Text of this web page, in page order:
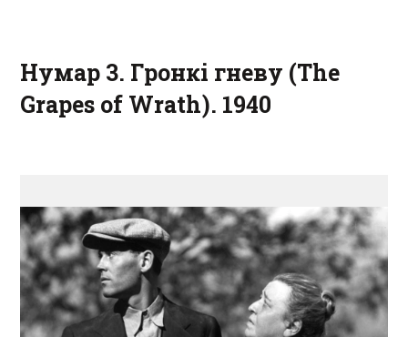
Нумар 3. Гронкі гневу (The
Grapes of Wrath). 1940